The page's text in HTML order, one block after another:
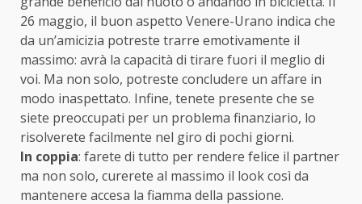
26 maggio, il buon aspetto Venere-Urano indica che
da un’amicizia potreste trarre emotivamente il
massimo: avrà la capacità di tirare fuori il meglio di
voi. Ma non solo, potreste concludere un affare in
modo inaspettato. Infine, tenete presente che se
siete preoccupati per un problema finanziario, lo
risolverete facilmente nel giro di pochi giorni.
In coppia: farete di tutto per rendere felice il partner
ma non solo, curerete al massimo il look così da
mantenere accesa la fiamma della passione.